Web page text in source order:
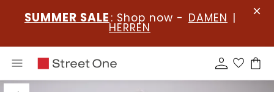
SUMMER SALE : Shop now - DAMEN |
HERREN